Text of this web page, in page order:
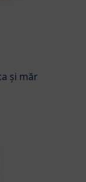
și măr